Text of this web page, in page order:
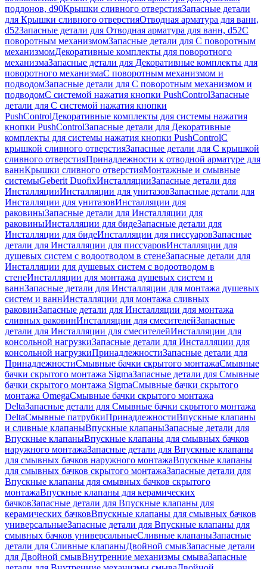
поддонов, d90Крышки сливного отверстияЗапасные детали
для Крышки сливного отверстияОтводная арматура для ванн,
d52Запасные детали для Отводная арматура для ванн, d52С
поворотным механизмомЗапасные детали для С поворотным
механизмомДекоративные комплекты для поворотного
механизмаЗапасные детали для Декоративные комплекты для
поворотного механизмаС поворотным механизмом и
подводомЗапасные детали для С поворотным механизмом и
подводомС системой нажатия кнопки PushControlЗапасные
детали для С системой нажатия кнопки
PushControlДекоративные комплекты для системы нажатия
кнопки PushControlЗапасные детали для Декоративные
комплекты для системы нажатия кнопки PushControlС
крышкой сливного отверстияЗапасные детали для С крышкой
сливного отверстияПринадлежности к отводной арматуре для
ваннКрышки сливного отверстияМонтажные и смывные
системыGeberit DuofixИнсталляцииЗапасные детали для
ИнсталляцииИнсталляции для унитазовЗапасные детали для
Инсталляции для унитазовИнсталляции для
раковиныЗапасные детали для Инсталляции для
раковиныИнсталляции для бидеЗапасные детали для
Инсталляции для бидеИнсталляции для писсуаровЗапасные
детали для Инсталляции для писсуаровИнсталляции для
душевых систем с водоотводом в стенеЗапасные детали для
Инсталляции для душевых систем с водоотводом в
стенеИнсталляции для монтажа душевых систем и
ваннЗапасные детали для Инсталляции для монтажа душевых
систем и ваннИнсталляции для монтажа сливных
раковинЗапасные детали для Инсталляции для монтажа
сливных раковинИнсталляции для смесителейЗапасные
детали для Инсталляции для смесителейИнсталляции для
консольной нагрузкиЗапасные детали для Инсталляции для
консольной нагрузкиПринадлежностиЗапасные детали для
ПринадлежностиСмывные бачки скрытого монтажаСмывные
бачки скрытого монтажа SigmaЗапасные детали для Смывные
бачки скрытого монтажа SigmaСмывные бачки скрытого
монтажа OmegaСмывные бачки скрытого монтажа
DeltaЗапасные детали для Смывные бачки скрытого монтажа
DeltaСмывные патрубкиПринадлежностиВпускные клапаны
и сливные клапаныВпускные клапаныЗапасные детали для
Впускные клапаныВпускные клапаны для смывных бачков
наружного монтажаЗапасные детали для Впускные клапаны
для смывных бачков наружного монтажаВпускные клапаны
для смывных бачков скрытого монтажаЗапасные детали для
Впускные клапаны для смывных бачков скрытого
монтажаВпускные клапаны для керамических
бачковЗапасные детали для Впускные клапаны для
керамических бачковВпускные клапаны для смывных бачков
универсальныеЗапасные детали для Впускные клапаны для
смывных бачков универсальныеСливные клапаныЗапасные
детали для Сливные клапаныДвойной смывЗапасные детали
для Двойной смывВнутренние механизмы смываЗапасные